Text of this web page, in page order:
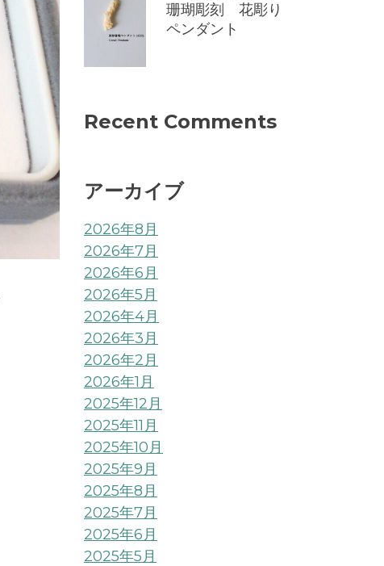
珊瑚彫刻 花彫り
ペンダント
Recent Comments
アーカイブ
2026年8月
2026年7月
2026年6月
2026年5月
2026年4月
2026年3月
2026年2月
2026年1月
2025年12月
2025年11月
2025年10月
2025年9月
2025年8月
2025年7月
2025年6月
2025年5月